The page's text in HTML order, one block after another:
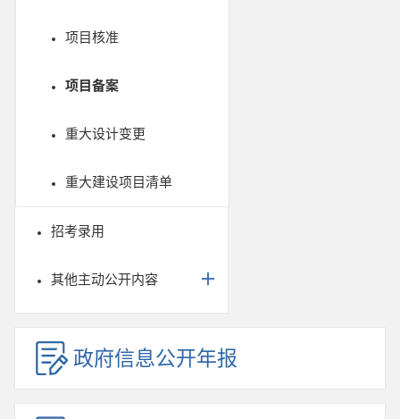
项目核准
项目备案
重大设计变更
重大建设项目清单
招考录用
其他主动公开内容
政府信息公开年报